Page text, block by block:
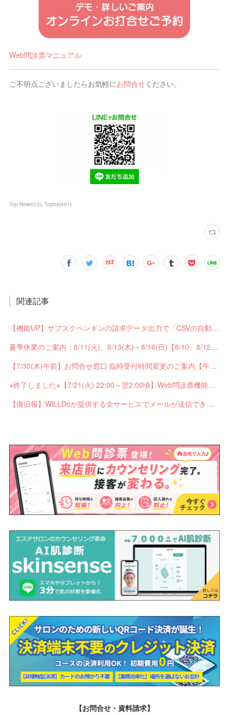
Web問診票マニュアル
ご不明点ございましたらお気軽にお問合せください。
Top News(10) Topics(491)
関連記事
【機能UP】サブスクペンギンの請求データ出力で「CSVの自動分割出力」と「出力ステータスの確認」ができるようになりました！
夏季休業のご案内：8/11(火)、8/13(木)～8/16(日)【8/10、8/12は通常営業】
【7/30(木)午前】お問合せ窓口 臨時受付時間変更のご案内【午前の受付9：30～10:59】
※終了しました※【7/21(火) 22:00～翌2:00頃】Web問診票機能がご利用できません【ペンギンカルテ大型メンテナンス】
【復旧報】WiLLDoが提供する全サービスでメールが送信できない不具合が発生していました
【お問合せ・資料請求】